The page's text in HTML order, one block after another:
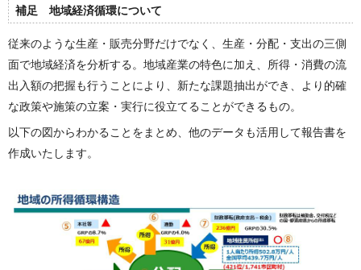
補足 地域経済循環について
従来のような生産・販売分野だけでなく、生産・分配・支出の三側
面で地域経済を分析する。地域産業の特色に加え、所得・消費の流
出入額の把握も行うことにより、新たな課題抽出ができ、より的確
な政策や施策の立案・実行に役立てることができるもの。
以下の図からわかることをまとめ、他のデータも活用して報告書を
作成いたします。